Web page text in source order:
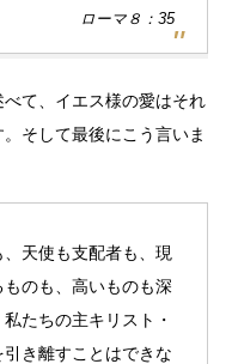
ローマ８：35
て、イエス様の愛はそれ
そして最後にこう言いま
、天使も支配者も、現
のも、高いものも深
たちの主キリスト・
き離すことはできな